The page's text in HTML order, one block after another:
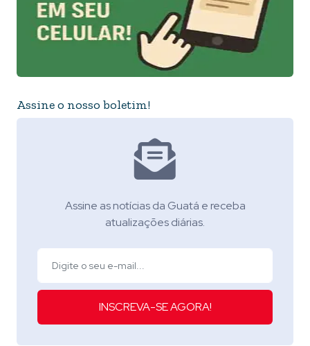
Assine o nosso boletim!
Assine as notícias da Guatá e receba
atualizações diárias.
INSCREVA-SE AGORA!